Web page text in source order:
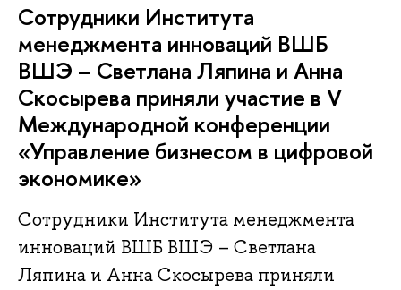
Сотрудники Института
менеджмента инноваций ВШБ
ВШЭ – Светлана Ляпина и Анна
Скосырева приняли участие в V
Международной конференции
«Управление бизнесом в цифровой
экономике»
Сотрудники Института менеджмента
инноваций ВШБ ВШЭ – Светлана
Ляпина и Анна Скосырева приняли